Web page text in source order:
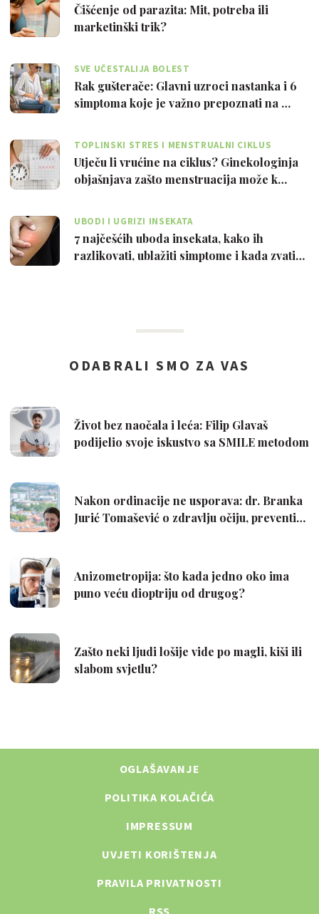
Čišćenje od parazita: Mit, potreba ili
marketinški trik?
SVE UČESTALIJA BOLEST
Rak gušterače: Glavni uzroci nastanka i 6
simptoma koje je važno prepoznati na …
TOPLINSKI STRES I MENSTRUALNI CIKLUS
Utječu li vrućine na ciklus? Ginekologinja
objašnjava zašto menstruacija može k…
UBODI I UGRIZI INSEKATA
7 najčešćih uboda insekata, kako ih
razlikovati, ublažiti simptome i kada zvati…
OGLAŠAVANJE
POLITIKA KOLAČIĆA
IMPRESSUM
UVJETI KORIŠTENJA
PRAVILA PRIVATNOSTI
RSS